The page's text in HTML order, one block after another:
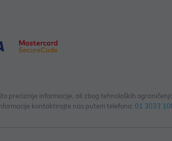
preciznije informacije, ali zbog tehnoloških
kontaktirajte nas putem telefona: 01 3033